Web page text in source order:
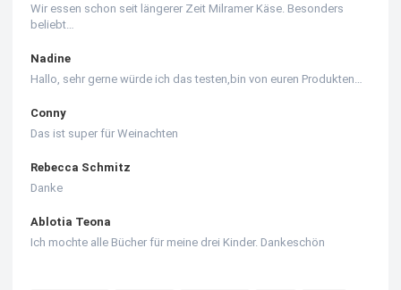
Wir essen schon seit längerer Zeit Milramer Käse. Besonders
beliebt…
Nadine
Hallo, sehr gerne würde ich das testen,bin von euren Produkten…
Conny
Das ist super für Weinachten
Rebecca Schmitz
Danke
Ablotia Teona
Ich mochte alle Bücher für meine drei Kinder. Dankeschön